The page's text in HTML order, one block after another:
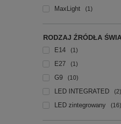
MaxLight 1
RODZAJ ŹRÓDŁA
E14 1
E27 1
G9 10
LED INTEGRATED 2
LED zintegrowany 16